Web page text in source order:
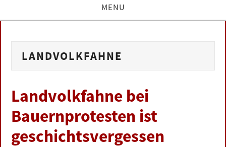
MENU
BUNDESTAG
ZUR PERSON
LINKS
LANDVOLKFAHNE
Landvolkfahne bei
Bauernprotesten ist
geschichtsvergessen